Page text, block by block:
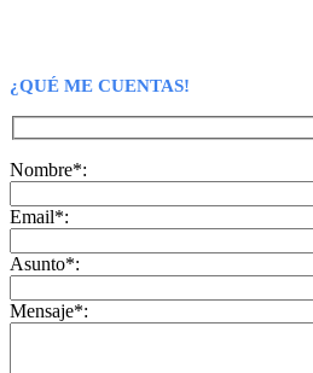
¿QUÉ ME CUENTAS!
Nombre*:
Email*:
Asunto*:
Mensaje*: